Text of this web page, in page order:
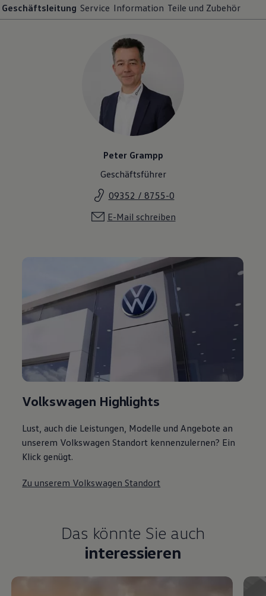
Geschäftsleitung Service Information Teile und Zubehör
Peter Grampp
Geschäftsführer
09352 / 8755-0
E-Mail schreiben
Volkswagen Highlights
Lust, auch die Leistungen, Modelle und Angebote an
unserem Volkswagen Standort kennenzulernen? Ein
Klick genügt.
Zu unserem Volkswagen Standort
Das könnte Sie auch
interessieren